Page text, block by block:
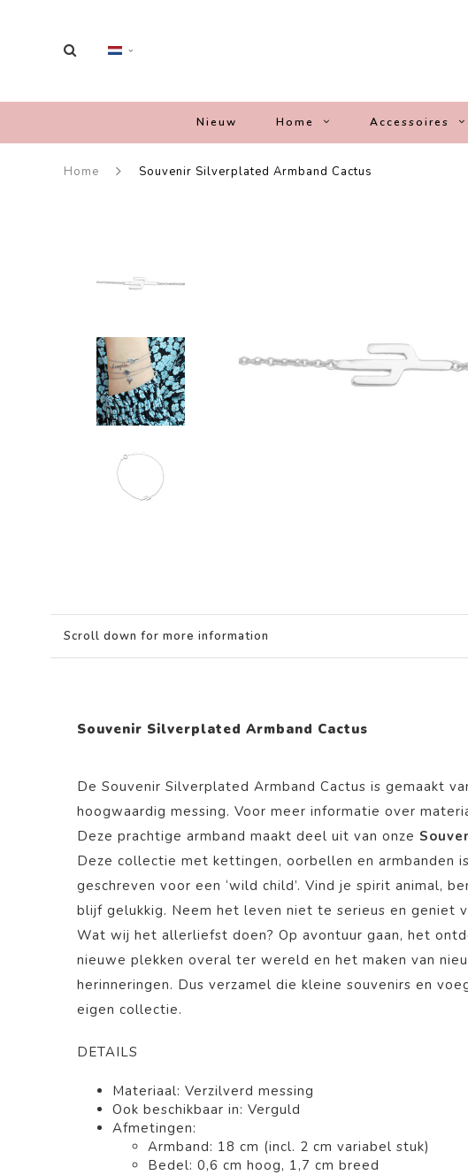
Nieuw Home Accessoires
Home Souvenir Silverplated Armband Cactus
Scroll down for more information
Souvenir Silverplated Armband Cactus
De Souvenir Silverplated Armband Cactus is gemaakt
hoogwaardig messing. Voor meer informatie over
Deze prachtige armband maakt deel uit van onze
Deze collectie met kettingen, oorbellen en armbanden
geschreven voor een ‘wild child’. Vind je spirit animal,
blijf gelukkig. Neem het leven niet te serieus en geniet
Wat wij het allerliefst doen? Op avontuur gaan, het
nieuwe plekken overal ter wereld en het maken van
herinneringen. Dus verzamel die kleine souvenirs en
eigen collectie.
DETAILS
Materiaal: Verzilverd messing
Ook beschikbaar in: Verguld
Afmetingen:
Armband: 18 cm (incl. 2 cm variabel stuk)
Bedel: 0,6 cm hoog, 1,7 cm breed